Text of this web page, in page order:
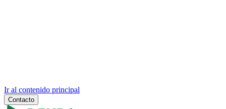
Ir al contenido principal
Contacto